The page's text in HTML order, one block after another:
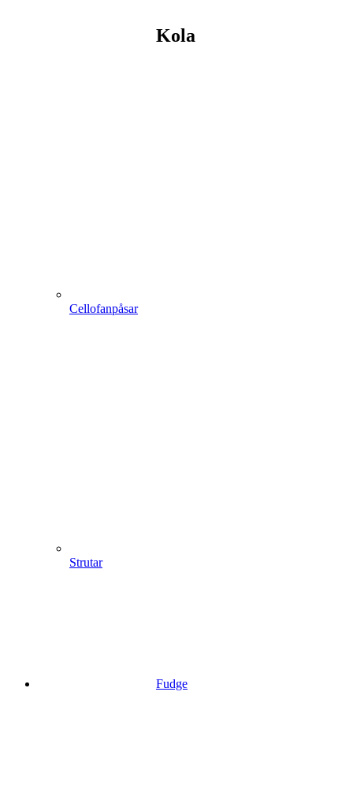
Kola
Cellofanpåsar
Strutar
Fudge